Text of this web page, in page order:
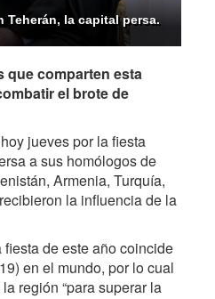
Teherán, la capital persa.
que comparten esta
el brote de
jueves por la fiesta
a sus homólogos de
Armenia, Turquía,
la influencia de la
de este año coincide
en el mundo, por lo cual
región “para superar la